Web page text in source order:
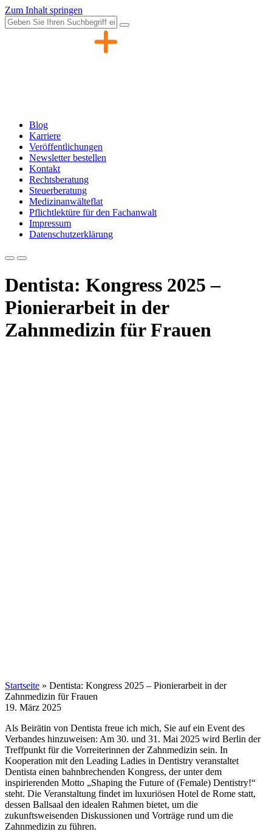
Zum Inhalt springen
Blog
Karriere
Veröffentlichungen
Newsletter bestellen
Kontakt
Rechtsberatung
Steuerberatung
Medizinanwälteflat
Pflichtlektüre für den Fachanwalt
Impressum
Datenschutzerklärung
Dentista: Kongress 2025 –
Pionierarbeit in der
Zahnmedizin für Frauen
Startseite » Dentista: Kongress 2025 – Pionierarbeit in der
Zahnmedizin für Frauen
19. März 2025
Als Beirätin von Dentista freue ich mich, Sie auf ein Event des
Verbandes hinzuweisen: Am 30. und 31. Mai 2025 wird Berlin der
Treffpunkt für die Vorreiterinnen der Zahnmedizin sein. In
Kooperation mit den Leading Ladies in Dentistry veranstaltet
Dentista einen bahnbrechenden Kongress, der unter dem
inspirierenden Motto „Shaping the Future of (Female) Dentistry!“
steht. Die Veranstaltung findet im luxuriösen Hotel de Rome statt,
dessen Ballsaal den idealen Rahmen bietet, um die
zukunftsweisenden Diskussionen und Vorträge rund um die
Zahnmedizin zu führen.